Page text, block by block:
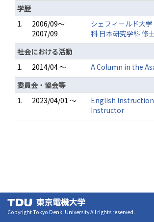
学歴
1.
2006/09～
2007/09
シェフィールド大
科 日本研究学科 修
社会における活動
1.
2014/04 ～
A Column in the
委員会・協会等
1.
2023/04/01 ～
English
Instructor
Copyright Tokyo Denki University All rights reserved.